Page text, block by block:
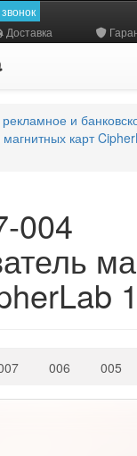
Доставка
и
карт
004
006 005